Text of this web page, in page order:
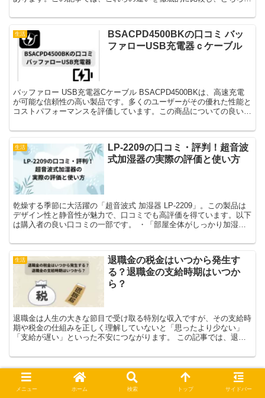
生活
BSACPD4500BKの口コミ バッ
ファローUSB充電器ｃケーブル
バッファロー USB充電器Cケーブル BSACPD4500BKは、高速充電
が可能な信頼性の高い製品です。多くのユーザーがその優れた性能と
コストパフォーマンスを評価しています。この商品についての良い口
生活
LP-2209の口コミ・評判！超音波
式加湿器の実際の評価と使い方
乾燥する季節に大活躍の「超音波式 加湿器 LP-2209」。この製品は
デザイン性と静音性が魅力で、口コミでも高評価を得ています。以下
は購入者の良い口コミの一部です。 ・「部屋全体がしっかり加湿さ
生活
退職金の税金はいつから発生す
る？退職金の支給時期はいつか
ら？
退職金は人生の大きな節目で受け取る特別な収入ですが、その支給時
期や税金の仕組みを正しく理解していないと「思ったより少ない」
「支給が遅い」といった不安につながります。 この記事では、退職
メニュー ホーム 検索 トップ サイドバー